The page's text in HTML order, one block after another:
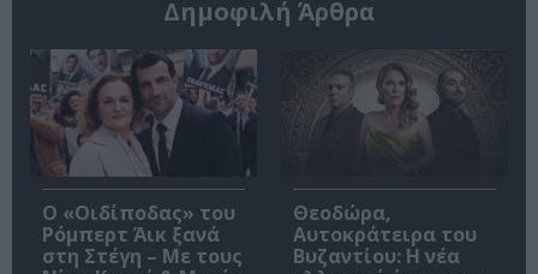
Δημοφιλή Άρθρα
O «Οιδίποδας» του
Ρόμπερτ Άικ ξανά
στη Στέγη – Με τους
Θεοδώρα,
Αυτοκράτειρα του
Βυζαντίου: Η νέα